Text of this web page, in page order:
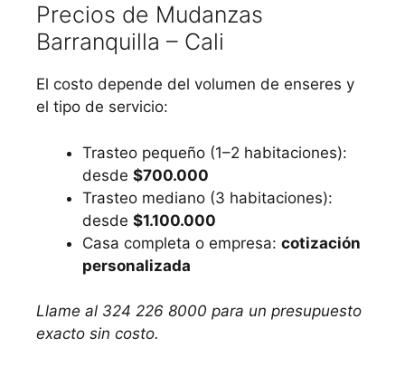
Precios de Mudanzas
Barranquilla – Cali
El costo depende del volumen de enseres y
el tipo de servicio:
Trasteo pequeño (1–2 habitaciones):
desde $700.000
Trasteo mediano (3 habitaciones):
desde $1.100.000
Casa completa o empresa: cotización
personalizada
Llame al 324 226 8000 para un presupuesto
exacto sin costo.